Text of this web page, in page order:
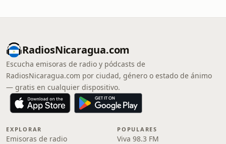
RadiosNicaragua.com
Escucha emisoras de radio y pódcasts de
RadiosNicaragua.com por ciudad, género o estado de ánimo
— gratis en cualquier dispositivo.
EXPLORAR
Emisoras de radio
POPULARES
Viva 98.3 FM